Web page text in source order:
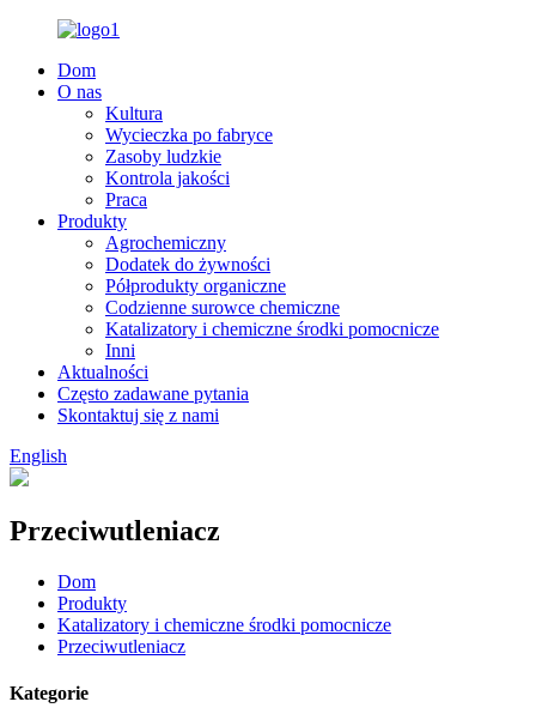
Dom
O nas
Kultura
Wycieczka po fabryce
Zasoby ludzkie
Kontrola jakości
Praca
Produkty
Agrochemiczny
Dodatek do żywności
Półprodukty organiczne
Codzienne surowce chemiczne
Katalizatory i chemiczne środki pomocnicze
Inni
Aktualności
Często zadawane pytania
Skontaktuj się z nami
English
Przeciwutleniacz
Dom
Produkty
Katalizatory i chemiczne środki pomocnicze
Przeciwutleniacz
Kategorie